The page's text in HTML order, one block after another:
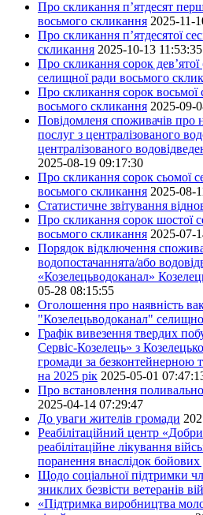
Про скликання п’ятдесят
восьмого скликання 2025-11-
Про скликання п’ятдесятої
скликання 2025-10-13 11:53:35
Про скликання сорок дев’ятої
селищної ради восьмого
Про скликання сорок восьмої
восьмого скликання 2025-09-
Повідомленя споживачів про
послуг з централізованого
централізованого
2025-08-19 09:17:30
Про скликання сорок сьомої
восьмого скликання 2025-08-
Статистичне звітування
Про скликання сорок шостої
восьмого скликання 2025-07-
Порядок відключення
водопостачаннята/або
«Козелецьводоканал»
05-28 08:15:55
Оголошення про наявність
"Козелецьводоканал"
Графік вивезення твердих
Сервіс-Козелець» з
громади за безконтейнерною
на 2025 рік 2025-05-01
Про встановлення
2025-04-14 07:29:47
До уваги жителів громади
Реабілітаційний центр
реабілітаційне лікування
поранення внаслідок бойових
Щодо соціальної підтримки
зниклих безвісти ветеранів
«Підтримка виробництва